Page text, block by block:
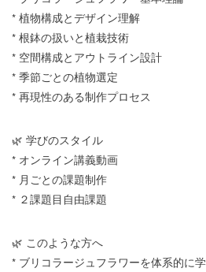
* 植物構成とデザイン理解
* 根鉢の扱いと植栽技術
* 空間構成とアウトライン設計
* 季節ごとの植物選定
* 再現性のある制作プロセス
🌿 学びのスタイル
* オンライン講義動画
* 月ごとの課題制作
* ２課題目自由課題
🌿 このような方へ
* ブリコラージュフラワーを体系的に